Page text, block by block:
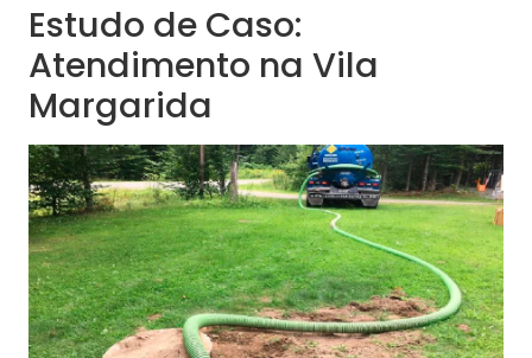
Estudo de Caso:
Atendimento na Vila
Margarida